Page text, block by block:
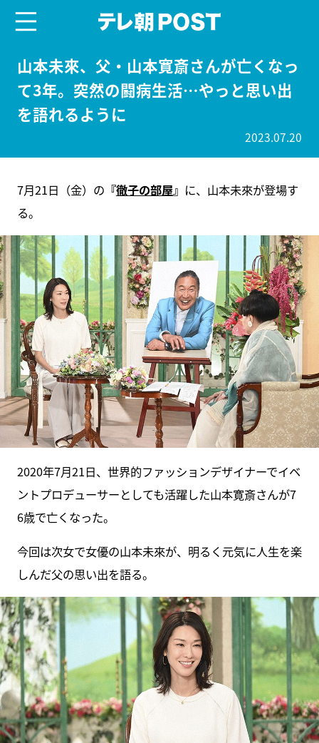
山本未來、父・山本寛斎さんが亡くなっ
て3年。突然の闘病生活…やっと思い出
を語れるように
2023.07.20
7月21日（金）の 『徹子の部屋』 に、山本未來が登場す
る。
2020年7月21日、世界的ファッションデザイナーでイベ
ントプロデューサーとしても活躍した山本寛斎さんが7
6歳で亡くなった。
今回は次女で女優の山本未來が、明るく元気に人生を楽
しんだ父の思い出を語る。